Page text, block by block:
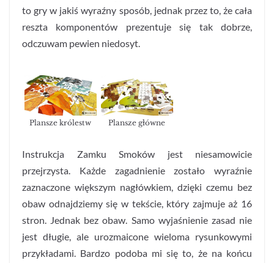
to gry w jakiś wyraźny sposób, jednak przez to, że cała
reszta komponentów prezentuje się tak dobrze,
odczuwam pewien niedosyt.
Plansze królestw Plansze główne
Instrukcja Zamku Smoków jest niesamowicie
przejrzysta. Każde zagadnienie zostało wyraźnie
zaznaczone większym nagłówkiem, dzięki czemu bez
obaw odnajdziemy się w tekście, który zajmuje aż 16
stron. Jednak bez obaw. Samo wyjaśnienie zasad nie
jest długie, ale urozmaicone wieloma rysunkowymi
przykładami. Bardzo podoba mi się to, że na końcu